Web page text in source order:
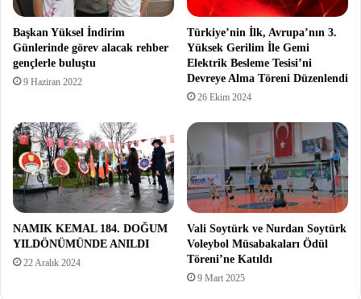
Başkan Yüksel İndirim
Günlerinde görev alacak rehber
gençlerle buluştu
9 Haziran 2022
Türkiye’nin İlk, Avrupa’nın 3.
Yüksek Gerilim İle Gemi
Elektrik Besleme Tesisi’ni
Devreye Alma Töreni Düzenlendi
26 Ekim 2024
NAMIK KEMAL 184. DOĞUM
YILDÖNÜMÜNDE ANILDI
22 Aralık 2024
Vali Soytürk ve Nurdan Soytürk
Voleybol Müsabakaları Ödül
Töreni’ne Katıldı
9 Mart 2025